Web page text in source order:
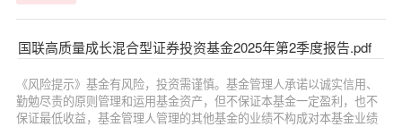
国联高质量成长混合型证券投资基金2025年第2季度报告.pdf
《风险提示》基金有风险，投资需谨慎。基金管理人承诺以诚实信用、
勤勉尽责的原则管理和运用基金资产，但不保证本基金一定盈利，也不
保证最低收益，基金管理人管理的其他基金的业绩不构成对本基金业绩